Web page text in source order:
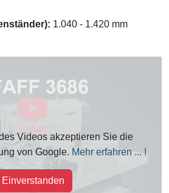
1.040 - 1.420 mm
Videos akzeptieren Sie die
von Google. Mehr erfahren ... !
Einverstanden